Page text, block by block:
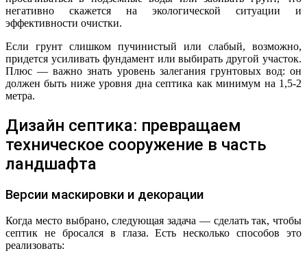
негативно скажется на экологической ситуации и
эффективности очистки.
Если грунт слишком пучинистый или слабый, возможно,
придется усиливать фундамент или выбирать другой участок.
Плюс — важно знать уровень залегания грунтовых вод: он
должен быть ниже уровня дна септика как минимум на 1,5-2
метра.
Дизайн септика: превращаем
техническое сооружение в часть
ландшафта
Версии маскировки и декорации
Когда место выбрано, следующая задача — сделать так, чтобы
септик не бросался в глаза. Есть несколько способов это
реализовать: